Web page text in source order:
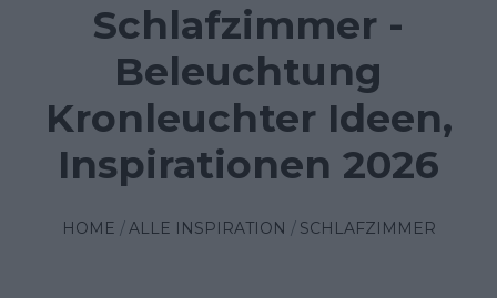
Schlafzimmer -
Beleuchtung
Kronleuchter Ideen,
Inspirationen 2026
HOME ALLE INSPIRATION SCHLAFZIMMER